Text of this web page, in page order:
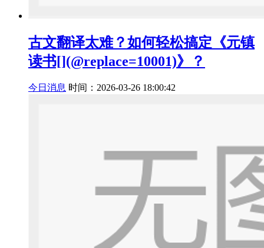
古文翻译太难？如何轻松搞定《元镇
读书[](@replace=10001)》？
今日消息 时间：2026-03-26 18:00:42